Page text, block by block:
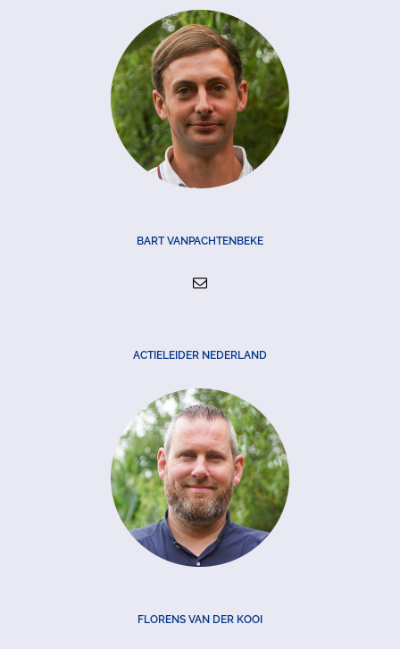
BART VANPACHTENBEKE
ACTIELEIDER NEDERLAND
FLORENS VAN DER KOOI